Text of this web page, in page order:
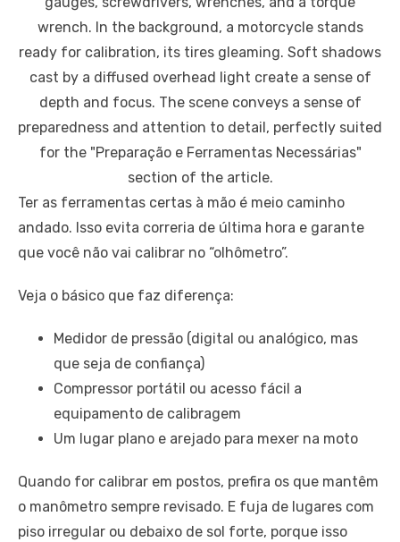
Ter as ferramentas certas à mão é meio caminho
andado. Isso evita correria de última hora e garante
que você não vai calibrar no “olhômetro”.
Veja o básico que faz diferença:
Medidor de pressão (digital ou analógico, mas
que seja de confiança)
Compressor portátil ou acesso fácil a
equipamento de calibragem
Um lugar plano e arejado para mexer na moto
Quando for calibrar em postos, prefira os que mantêm
o manômetro sempre revisado. E fuja de lugares com
piso irregular ou debaixo de sol forte, porque isso